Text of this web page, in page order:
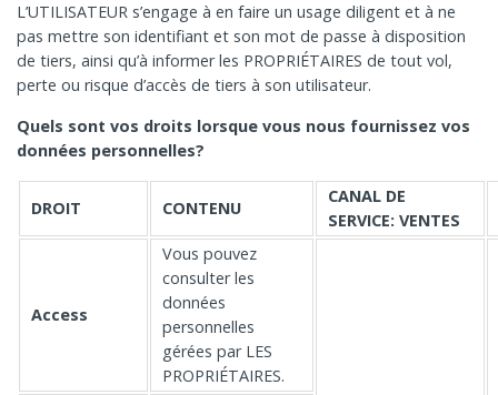
L’UTILISATEUR s’engage à en faire un usage diligent et à ne
pas mettre son identifiant et son mot de passe à disposition
de tiers, ainsi qu’à informer les PROPRIÉTAIRES de tout vol,
perte ou risque d’accès de tiers à son utilisateur.
Quels sont vos droits lorsque vous nous fournissez vos
données personnelles?
DROIT CONTENU
CANAL DE
SERVICE: VENTES
Access
Vous pouvez
consulter les
données
personnelles
gérées par LES
PROPRIÉTAIRES.